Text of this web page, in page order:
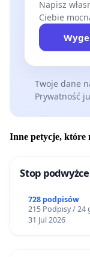
Napisz
Ciebie
Twoje dane
Prywatność
Inne petycje, które
Stop
728 podpisów
215 Podpisy / 24
31 Jul 2026